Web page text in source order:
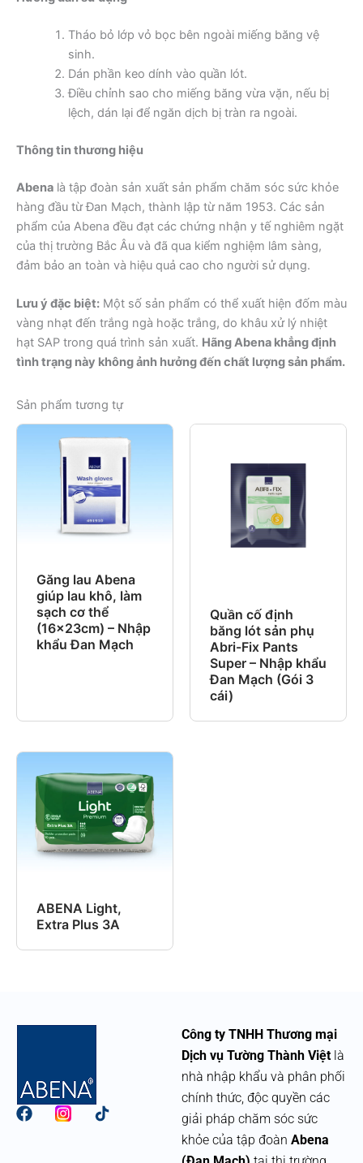
Tháo bỏ lớp vỏ bọc bên ngoài miếng băng vệ
sinh.
Dán phần keo dính vào quần lót.
Điều chỉnh sao cho miếng băng vừa vặn, nếu bị
lệch, dán lại để ngăn dịch bị tràn ra ngoài.
Thông tin thương hiệu
Abena là tập đoàn sản xuất sản phẩm chăm sóc sức khỏe
hàng đầu từ Đan Mạch, thành lập từ năm 1953. Các sản
phẩm của Abena đều đạt các chứng nhận y tế nghiêm ngặt
của thị trường Bắc Âu và đã qua kiểm nghiệm lâm sàng,
đảm bảo an toàn và hiệu quả cao cho người sử dụng.
Lưu ý đặc biệt: Một số sản phẩm có thể xuất hiện đốm màu
vàng nhạt đến trắng ngà hoặc trắng, do khâu xử lý nhiệt
hạt SAP trong quá trình sản xuất. Hãng Abena khẳng định
tình trạng này không ảnh hưởng đến chất lượng sản phẩm.
Sản phẩm tương tự
Găng lau Abena
giúp lau khô, làm
sạch cơ thể
(16x23cm) – Nhập
khẩu Đan Mạch
Quần cố định
băng lót sản phụ
Abri-Fix Pants
Super – Nhập khẩu
Đan Mạch (Gói 3
cái)
ABENA Light,
Extra Plus 3A
F
Công ty TNHH Thương mại
Dịch vụ Tường Thành Việtlà
nhà nhập khẩu và phân phối
chính thức, độc quyền các
giải pháp chăm sóc sức
khỏe của tập đoàn Abena